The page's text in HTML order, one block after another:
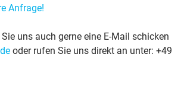
Anfrage!
uns auch gerne eine E-Mail schicken
oder rufen Sie uns direkt an unter: +49